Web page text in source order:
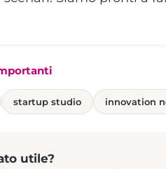
startup studio innovation
utile?